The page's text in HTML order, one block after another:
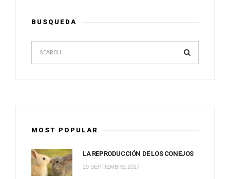
BUSQUEDA
MOST POPULAR
LA REPRODUCCIÓN DE LOS CONEJOS
29 SEPTIEMBRE 2017